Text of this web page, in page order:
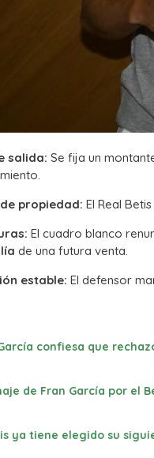
salida: Se fija un
propiedad: El Real
El cuadro blanco
de una futura venta.
estable: El defensor
confiesa que
de Fran García por el
ya tiene elegido su